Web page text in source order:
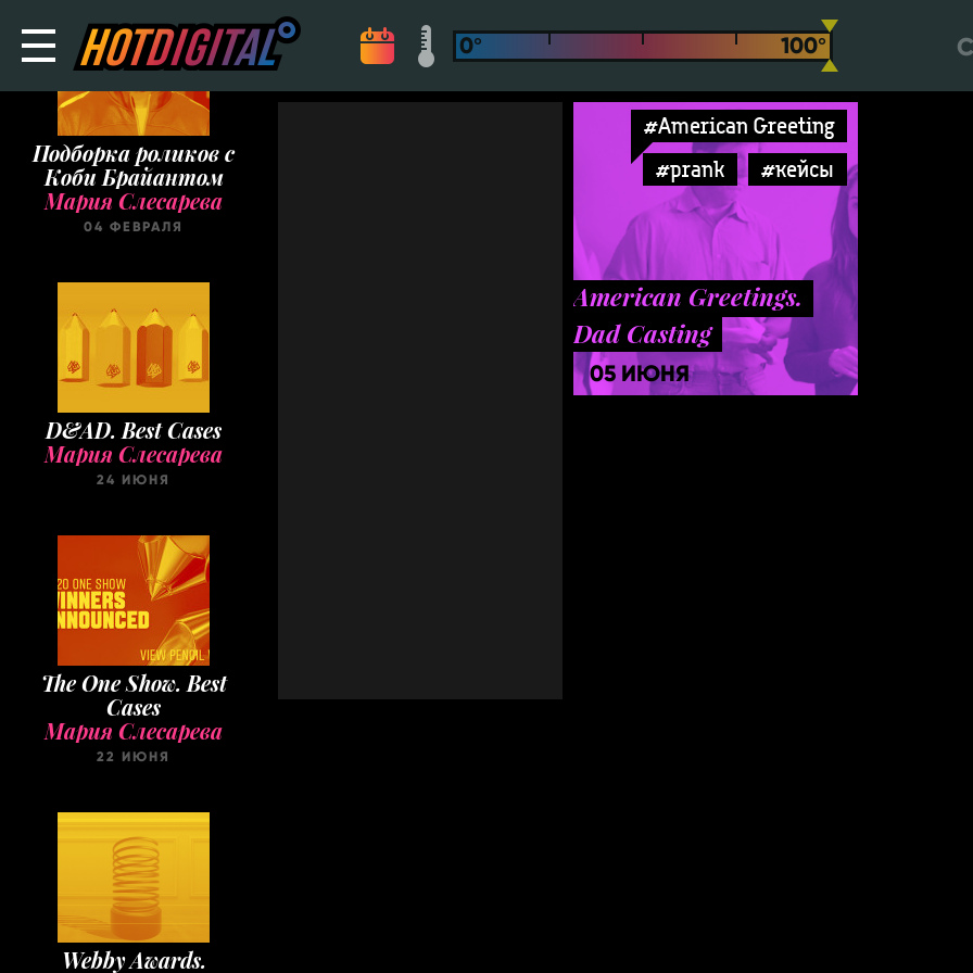
Подборка роликов с
Коби Брайантом
Мария Слесарева
04 ФЕВРАЛЯ
D&AD. Best Cases
Мария Слесарева
24 ИЮНЯ
The One Show. Best
Cases
Мария Слесарева
22 ИЮНЯ
Webby Awards.
#American Greeting
#prank
#кейсы
American Greetings.
Dad Casting
05 ИЮНЯ